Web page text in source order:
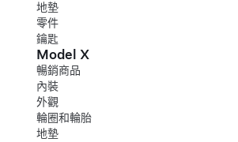
地墊
零件
鑰匙
Model X
暢銷商品
內裝
外觀
輪圈和輪胎
地墊